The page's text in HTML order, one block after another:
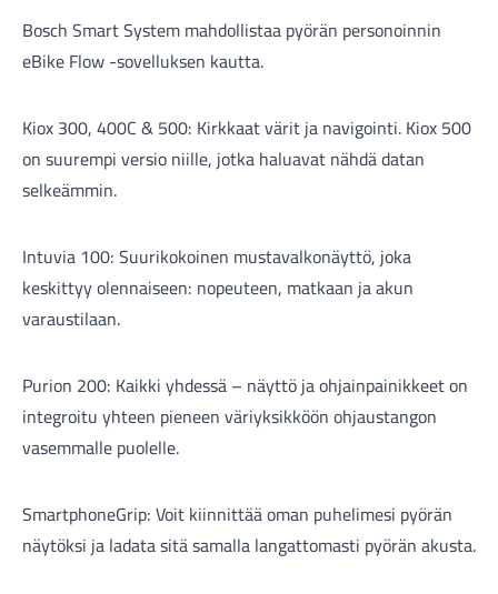
Bosch Smart System mahdollistaa pyörän personoinnin
eBike Flow -sovelluksen kautta.
Kiox 300, 400C & 500: Kirkkaat värit ja navigointi. Kiox 500
on suurempi versio niille, jotka haluavat nähdä datan
selkeämmin.
Intuvia 100: Suurikokoinen mustavalkonäyttö, joka
keskittyy olennaiseen: nopeuteen, matkaan ja akun
varaustilaan.
Purion 200: Kaikki yhdessä – näyttö ja ohjainpainikkeet on
integroitu yhteen pieneen väriyksikköön ohjaustangon
vasemmalle puolelle.
SmartphoneGrip: Voit kiinnittää oman puhelimesi pyörän
näytöksi ja ladata sitä samalla langattomasti pyörän akusta.